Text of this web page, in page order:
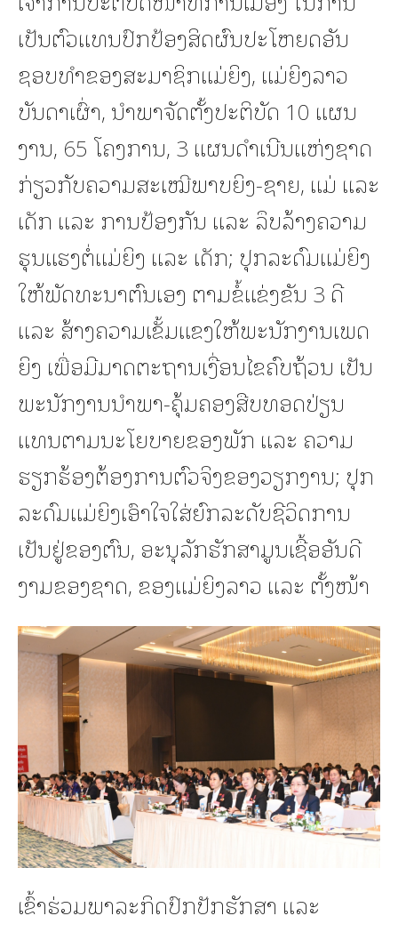
ເປັນຕົວແທນປົກປ້ອງສິດຜົນປະໂຫຍດອັນ
ຊອບທໍາຂອງສະມາຊິກແມ່ຍິງ, ແມ່ຍິງລາວ
ບັນດາເຜົ່າ, ນໍາພາຈັດຕັ້ງປະຕິບັດ 10 ແຜນ
ງານ, 65 ໂຄງການ, 3 ແຜນດໍາເນີນແຫ່ງຊາດ
ກ່ຽວກັບຄວາມສະເໝີພາບຍິງ-ຊາຍ, ແມ່ ແລະ
ເດັກ ແລະ ການປ້ອງກັນ ແລະ ລຶບລ້າງຄວາມ
ຮຸນແຮງຕໍ່ແມ່ຍິງ ແລະ ເດັກ; ປຸກລະດົມແມ່ຍິງ
ໃຫ້ພັດທະນາຕົນເອງ ຕາມຂໍ້ແຂ່ງຂັນ 3 ດີ
ແລະ ສ້າງຄວາມເຂັ້ມແຂງໃຫ້ພະນັກງານເພດ
ຍິງ ເພື່ອມີມາດຕະຖານເງື່ອນໄຂຄົບຖ້ວນ ເປັນ
ພະນັກງານນໍາພາ-ຄຸ້ມຄອງສືບທອດປ່ຽນ
ແທນຕາມນະໂຍບາຍຂອງພັກ ແລະ ຄວາມ
ຮຽກຮ້ອງຕ້ອງການຕົວຈິງຂອງວຽກງານ; ປຸກ
ລະດົມແມ່ຍິງເອົາໃຈໃສ່ຍົກລະດັບຊີວິດການ
ເປັນຢູ່ຂອງຕົນ, ອະນຸລັກຮັກສາມູນເຊື້ອອັນດີ
ງາມຂອງຊາດ, ຂອງແມ່ຍິງລາວ ແລະ ຕັ້ງໜ້າ
ເຂົ້າຮ່ວມພາລະກິດປົກປັກຮັກສາ ແລະ